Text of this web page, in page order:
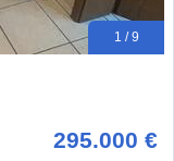
1 / 9
295.000 €